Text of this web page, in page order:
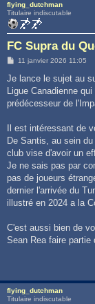
flying_dutchman
Titulaire indiscutable
FC Supra du
M
s
a
g
11 janvier 2026 11:05
Je lance le sujet au
Ligue Canadienne
prédécesseur de
Il est intéressant de
De Santis, au sein
club vise d'avoir un
Je ne sais pas par
pas de joueurs
dernier l'arrivée du
illustré en 2024 a la
C'est aussi bien de
Sean Rea faire partie
flying_dutchman
Titulaire indiscutable